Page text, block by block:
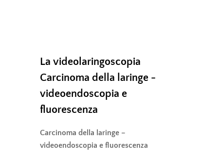
La videolaringoscopia
Carcinoma della laringe -
videoendoscopia e
fluorescenza
Carcinoma della laringe –
videoendoscopia e fluorescenza